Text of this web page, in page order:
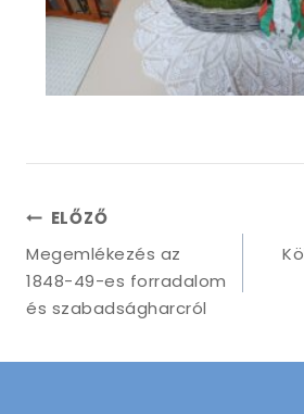
ELŐZŐ
Megemlékezés az
1848-49-es forradalom
és szabadságharcról